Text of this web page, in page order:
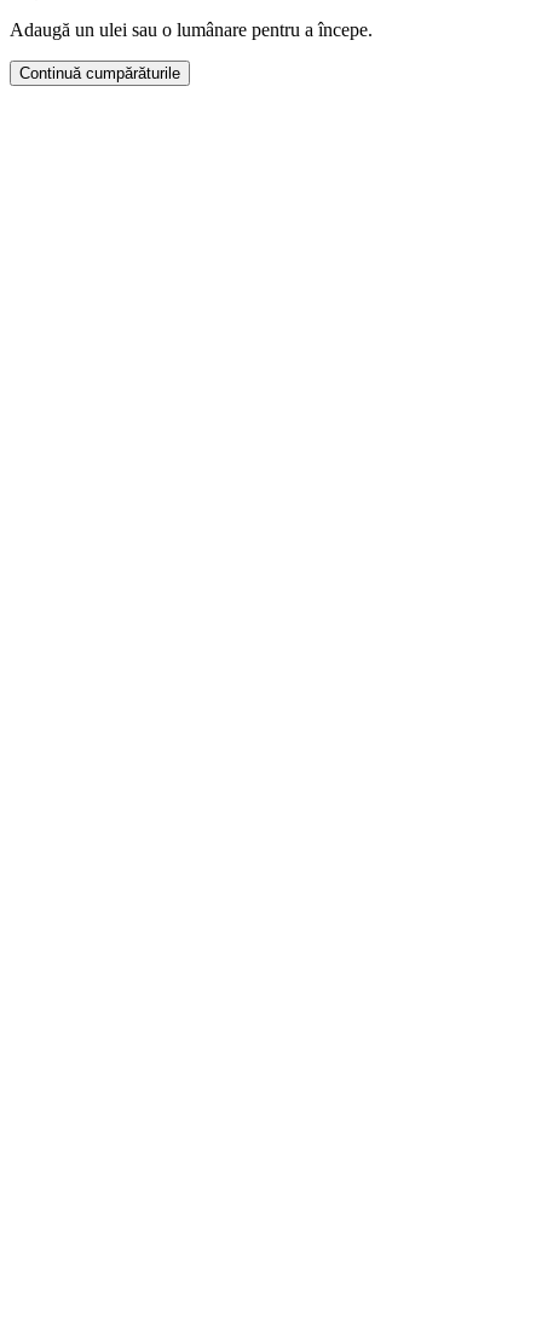
Adaugă un ulei sau o lumânare pentru a începe.
Continuă cumpărăturile